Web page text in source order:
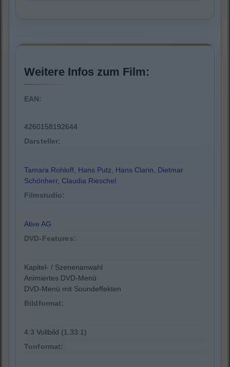
Weitere Infos zum Film:
EAN:
4260158192644
Darsteller:
Tamara Rohloff, Hans Putz, Hans Clarin, Dietmar
Schönherr, Claudia Rieschel
Filmstudio:
Alive AG
DVD-Features:
Kapitel- / Szenenanwahl
Animiertes DVD-Menü
DVD-Menü mit Soundeffekten
Bildformat:
4:3 Vollbild (1.33:1)
Tonformat: